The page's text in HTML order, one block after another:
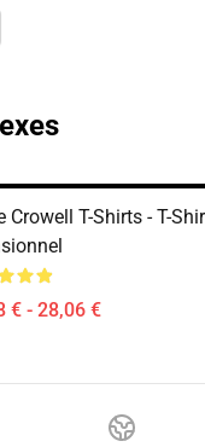
Crowell T-Shirts - T-
€ - 28,06 €